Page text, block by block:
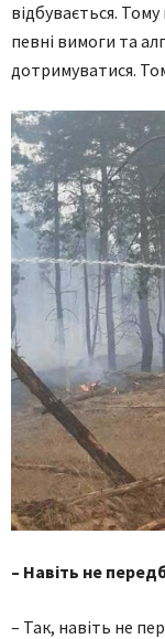
відбувається.
певні вимоги та
дотримуватися.
– Навіть не
– Так, навіть не